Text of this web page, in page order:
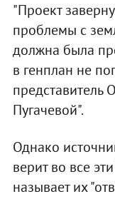
"Проект
проблемы с
должна была
в генплан не
представитель
Пугачевой".
Однако
верит во все
называет их